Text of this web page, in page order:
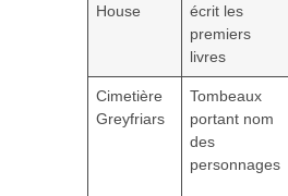
House
écrit les
premiers
livres
Cimetière
Greyfriars
Tombeaux
portant nom
des
personnages